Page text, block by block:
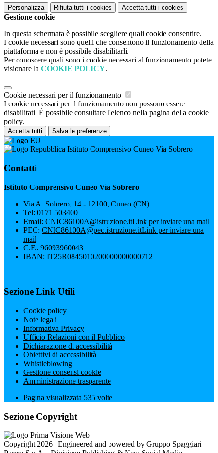
Personalizza Rifiuta tutti i cookies Accetta tutti i cookies
Gestione cookie
In questa schermata è possibile scegliere quali cookie consentire.
I cookie necessari sono quelli che consentono il funzionamento della
piattaforma e non è possibile disabilitarli.
Per conoscere quali sono i cookie necessari al funzionamento potete
visionare la COOKIE POLICY.
Cookie necessari per il funzionamento
I cookie necessari per il funzionamento non possono essere
disabilitati. È possibile consultare l'elenco nella pagina della cookie
policy.
Accetta tutti Salva le preferenze
Istituto Comprensivo Cuneo Via Sobrero
Contatti
Istituto Comprensivo Cuneo Via Sobrero
Via A. Sobrero, 14 - 12100, Cuneo (CN)
Tel: 0171 503400
Email: CNIC86100A@istruzione.itLink per inviare una mail
PEC: CNIC86100A@pec.istruzione.itLink per inviare una
mail
C.F.: 96093960043
IBAN: IT25R0845010200000000000712
Sezione Link Utili
Cookie policy
Note legali
Informativa Privacy
Ufficio Relazioni con il Pubblico
Dichiarazione di accessibilità
Obiettivi di accessibilità
Whistleblowing
Gestione consensi cookie
Amministrazione trasparente
Pagina visualizzata 535 volte
Sezione Copyright
Copyright 2026 | Engineered and powered by Gruppo Spaggiari